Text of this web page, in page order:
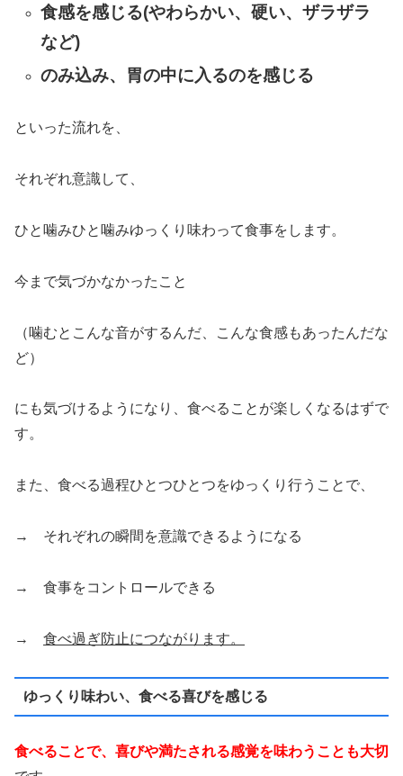
食感を感じる(やわらかい、硬い、ザラザラ
など)
のみ込み、胃の中に入るのを感じる
といった流れを、
それぞれ意識して、
ひと噛みひと噛みゆっくり味わって食事をします。
今まで気づかなかったこと
（噛むとこんな音がするんだ、こんな食感もあったんだな
ど）
にも気づけるようになり、食べることが楽しくなるはずで
す。
また、食べる過程ひとつひとつをゆっくり行うことで、
→ それぞれの瞬間を意識できるようになる
→ 食事をコントロールできる
→ 食べ過ぎ防止につながります。
ゆっくり味わい、食べる喜びを感じる
食べることで、喜びや満たされる感覚を味わうことも大切